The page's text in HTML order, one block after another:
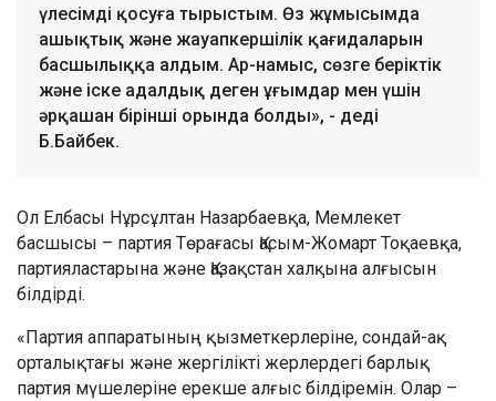
үлесімді қосуға тырыстым. Өз жұмысымда
ашықтық және жауапкершілік қағидаларын
басшылыққа алдым. Ар-намыс, сөзге беріктік
және іске адалдық деген ұғымдар мен үшін
әрқашан бірінші орында болды», - деді
Б.Байбек.
Ол Елбасы Нұрсұлтан Назарбаевқа, Мемлекет
басшысы – партия Төрағасы Қасым-Жомарт Тоқаевқа,
партияластарына және Қазақстан халқына алғысын
білдірді.
«Партия аппаратының қызметкерлеріне, сондай-ақ
орталықтағы және жергілікті жерлердегі барлық
партия мүшелеріне ерекше алғыс білдіремін. Олар –